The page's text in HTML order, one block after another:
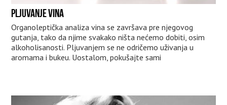
PLJUVANJE VINA
Organoleptička analiza vina se završava pre njegovog
gutanja, tako da njime svakako ništa nećemo dobiti, osim
alkoholisanosti. Pljuvanjem se ne odričemo uživanja u
aromama i bukeu. Uostalom, pokušajte sami